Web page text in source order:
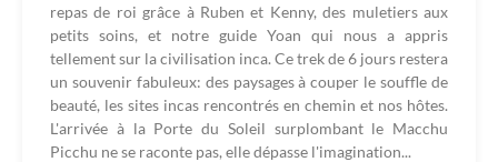
repas de roi grâce à Ruben et Kenny, des muletiers aux
petits soins, et notre guide Yoan qui nous a appris
tellement sur la civilisation inca. Ce trek de 6 jours restera
un souvenir fabuleux: des paysages à couper le souffle de
beauté, les sites incas rencontrés en chemin et nos hôtes.
L'arrivée à la Porte du Soleil surplombant le Macchu
Picchu ne se raconte pas, elle dépasse l'imagination...